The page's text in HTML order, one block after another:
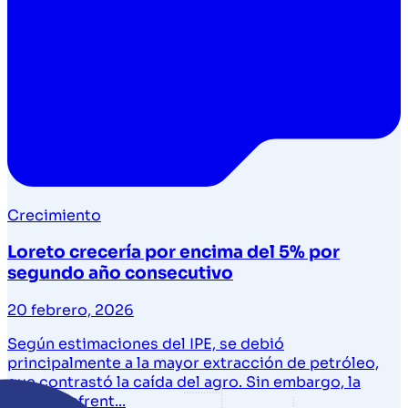
Crecimiento
Loreto crecería por encima del 5% por
segundo año consecutivo
20 febrero, 2026
Según estimaciones del IPE, se debió
principalmente a la mayor extracción de petróleo,
que contrastó la caída del agro. Sin embargo, la
región enfrent...